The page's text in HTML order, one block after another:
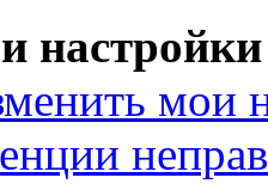
настройки
мои